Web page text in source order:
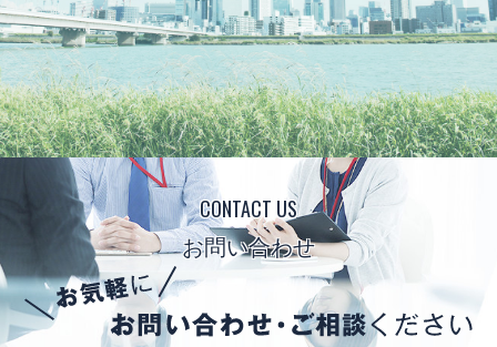
CONTACT US
お問い合わせ